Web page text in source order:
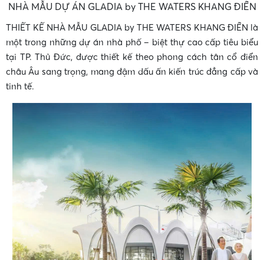
•
•
•
NHÀ MẪU DỰ ÁN GLADIA by THE WATERS KHANG ĐIỀN
THIẾT KẾ NHÀ MẪU GLADIA by THE WATERS KHANG ĐIỀN là
một trong những dự án nhà phố – biệt thự cao cấp tiêu biểu
tại TP. Thủ Đức, được thiết kế theo phong cách tân cổ điển
châu Âu sang trọng, mang đậm dấu ấn kiến trúc đẳng cấp và
tinh tế.